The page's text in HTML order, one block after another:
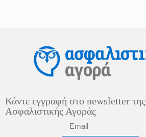
Κάντε εγγραφή στο newsletter της
Ασφαλιστικής Αγοράς